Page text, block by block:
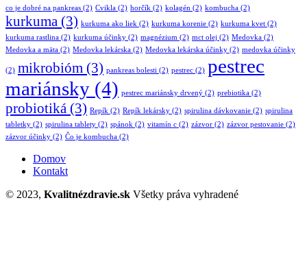
co je dobré na pankreas (2) Cvikla (2) horčík (2) kolagén (2) kombucha (2)
kurkuma (3) kurkuma ako liek (2) kurkuma korenie (2) kurkuma kvet (2)
kurkuma rastlina (2) kurkuma účinky (2) magnézium (2) mct olej (2) Medovka (2)
Medovka a mäta (2) Medovka lekárska (2) Medovka lekárska účinky (2) medovka účinky
(2) mikrobióm (3) pankreas bolesti (2) pestrec (2) pestrec
mariánsky (4) pestrec mariánsky drvený (2) prebiotika (2)
probiotiká (3) Repík (2) Repík lekársky (2) spirulina dávkovanie (2) spirulina
tabletky (2) spirulina tablety (2) spánok (2) vitamín c (2) zázvor (2) zázvor pestovanie (2)
zázvor účinky (2) Čo je kombucha (2)
Domov
Kontakt
© 2023, Kvalitnézdravie.sk Všetky práva vyhradené